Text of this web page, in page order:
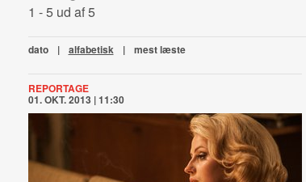
1 - 5 ud af 5
dato | alfabetisk | mest læste
REPORTAGE
01. OKT. 2013 | 11:30